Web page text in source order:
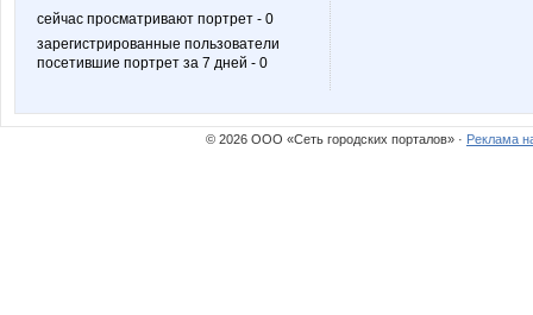
сейчас просматривают портрет - 0
зарегистрированные пользователи
посетившие портрет за 7 дней - 0
© 2026 ООО «Сеть городских порталов» · Реклама